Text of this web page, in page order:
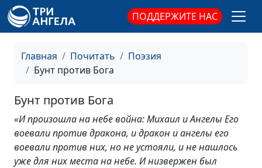
ПОДДЕРЖИТЕ НАС
Главная Почитать
Поэзия
Бунт против Бога
Бунт против Бога
«И произошла на небе война: Михаил и Ангелы Его
воевали против дракона, и дракон и ангелы его
воевали против них, но не устояли, и не нашлось
уже для них места на небе. И низвержен был